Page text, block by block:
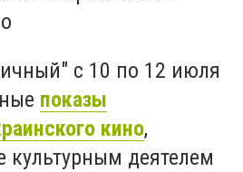
с 10 по 12 июля
показы
кино,
деятелем